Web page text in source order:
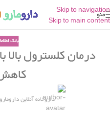
Skip to navigation
Skip to main content
منو
بانک
درمان کلسترول بالا
داروخانه آنلاین دارومارو